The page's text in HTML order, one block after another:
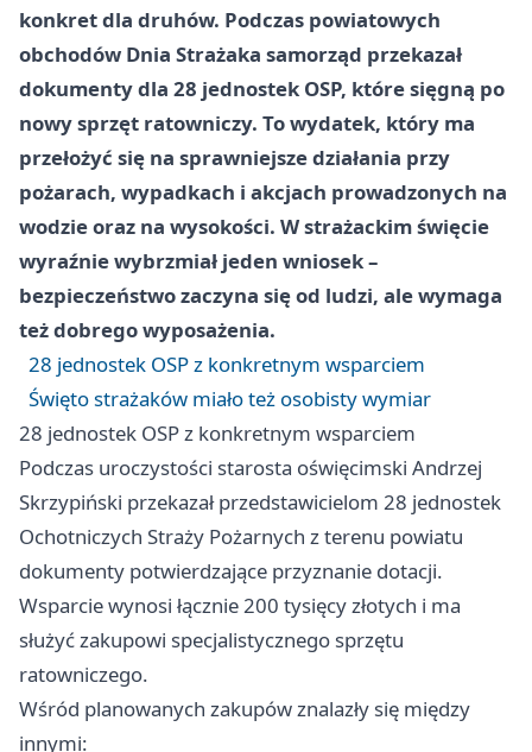
konkret dla druhów. Podczas powiatowych
obchodów Dnia Strażaka samorząd przekazał
dokumenty dla 28 jednostek OSP, które sięgną po
nowy sprzęt ratowniczy. To wydatek, który ma
przełożyć się na sprawniejsze działania przy
pożarach, wypadkach i akcjach prowadzonych na
wodzie oraz na wysokości. W strażackim święcie
wyraźnie wybrzmiał jeden wniosek –
bezpieczeństwo zaczyna się od ludzi, ale wymaga
też dobrego wyposażenia.
28 jednostek OSP z konkretnym wsparciem
Święto strażaków miało też osobisty wymiar
28 jednostek OSP z konkretnym wsparciem
Podczas uroczystości starosta oświęcimski Andrzej
Skrzypiński przekazał przedstawicielom 28 jednostek
Ochotniczych Straży Pożarnych z terenu powiatu
dokumenty potwierdzające przyznanie dotacji.
Wsparcie wynosi łącznie 200 tysięcy złotych i ma
służyć zakupowi specjalistycznego sprzętu
ratowniczego.
Wśród planowanych zakupów znalazły się między
innymi: